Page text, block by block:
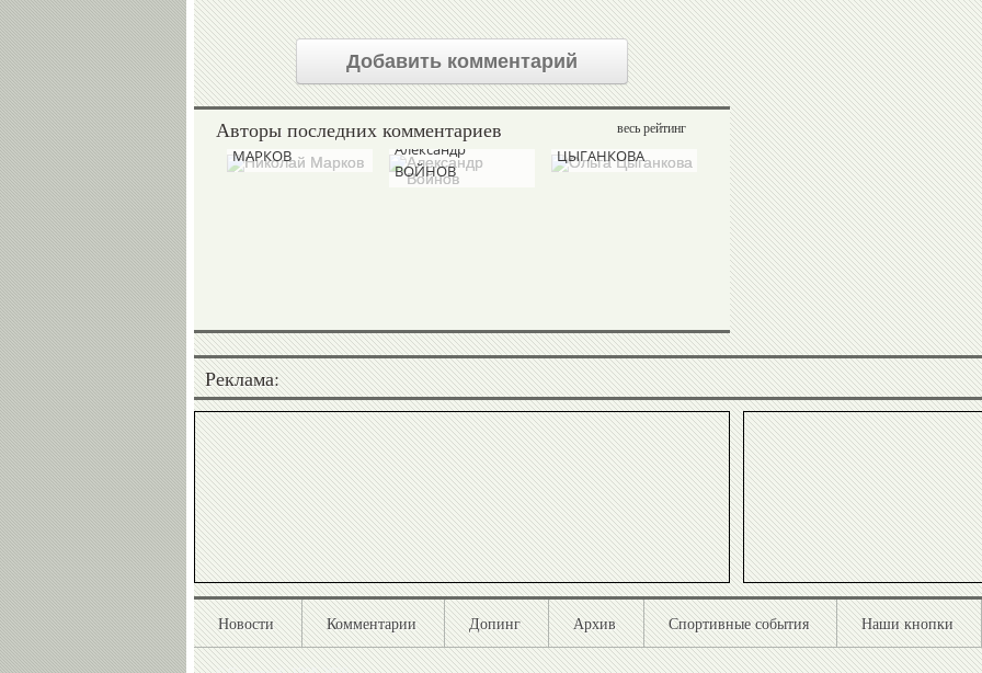
Добавить комментарий
весь рейтинг
Авторы последних комментариев
Николай
МАРКОВ
Александр
ВОЙНОВ
ЦЫГАНКОВА
Татьяна
ПОЛУХИНА
Валерий
СЫСОЕВ
Дмитрий
Дубровский
Екатерина
Киселева
Георгий
Брюсов
Владимир
Гескин
Сергей
Алексеев
Игорь
Горин
Анатолий
Царик
Александр
Душанин
Николай
Спинев
Хасанби
Таов
Вадим
Реклама:
Новости Комментарии Допинг Архив Спортивные события Наши кнопки